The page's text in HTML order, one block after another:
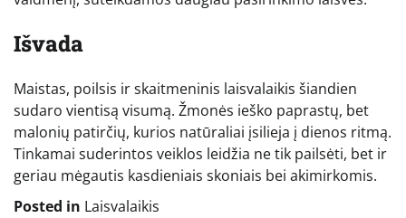
Išvada
Maistas, poilsis ir skaitmeninis laisvalaikis šiandien
sudaro vientisą visumą. Žmonės ieško paprastų, bet
malonių patirčių, kurios natūraliai įsilieja į dienos ritmą.
Tinkamai suderintos veiklos leidžia ne tik pailsėti, bet ir
geriau mėgautis kasdieniais skoniais bei akimirkomis.
Posted in Laisvalaikis